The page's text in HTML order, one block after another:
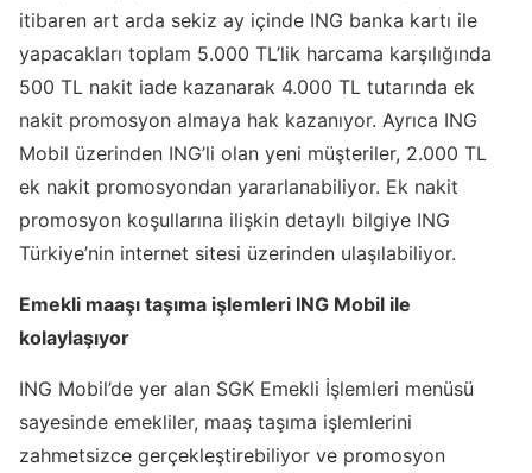
itibaren art arda sekiz ay içinde ING banka kartı ile
yapacakları toplam 5.000 TL’lik harcama karşılığında
500 TL nakit iade kazanarak 4.000 TL tutarında ek
nakit promosyon almaya hak kazanıyor. Ayrıca ING
Mobil üzerinden ING’li olan yeni müşteriler, 2.000 TL
ek nakit promosyondan yararlanabiliyor. Ek nakit
promosyon koşullarına ilişkin detaylı bilgiye ING
Türkiye’nin internet sitesi üzerinden ulaşılabiliyor.
Emekli maaşı taşıma işlemleri ING Mobil ile
kolaylaşıyor
ING Mobil’de yer alan SGK Emekli İşlemleri menüsü
sayesinde emekliler, maaş taşıma işlemlerini
zahmetsizce gerçekleştirebiliyor ve promosyon